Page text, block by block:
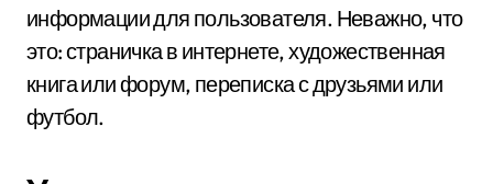
информации для пользователя. Неважно, что
это: страничка в интернете, художественная
книга или форум, переписка с друзьями или
футбол.